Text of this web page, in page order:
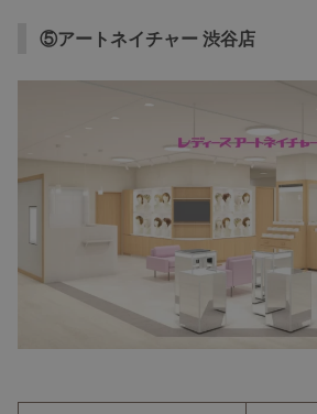
⑤アートネイチャー 渋谷店